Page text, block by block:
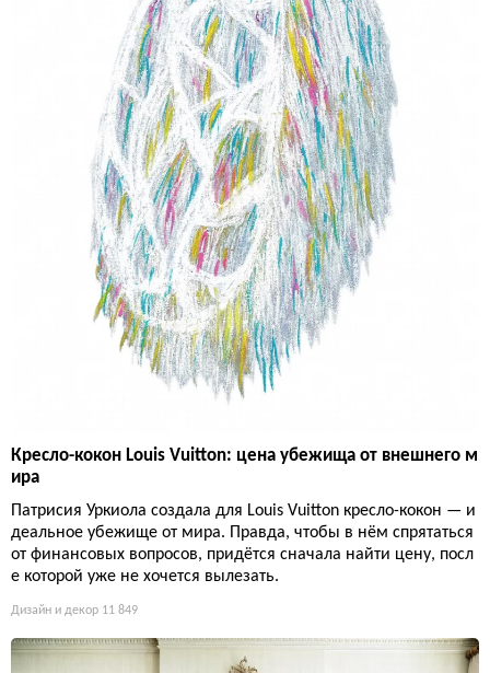
Кресло-кокон Louis Vuitton: цена убежища от внешнего м
ира
Патрисия Уркиола создала для Louis Vuitton кресло-кокон — и
деальное убежище от мира. Правда, чтобы в нём спрятаться
от финансовых вопросов, придётся сначала найти цену, посл
е которой уже не хочется вылезать.
Дизайн и декор 11 849